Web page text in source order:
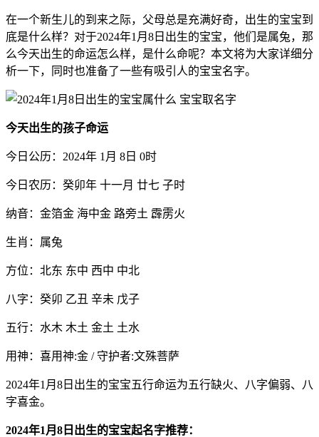
在一个新生儿的到来之际，父母总是充满好奇，出生的宝宝到
底是什么样？对于2024年1月8日出生的宝宝，他们是属兔，那
么今天出生的命运怎么样，是什么命呢？本文将为大家详细分
析一下，同时也准备了一些有吸引人的宝宝名字。
今天出生的孩子命运
今日公历：2024年 1月 8日 0时
今日农历：癸卯年 十一月 廿七 子时
纳音：金箔金 海中金 路旁土 霹雳火
生肖：属兔
方位：北东 东中 西中 中北
八字：癸卯 乙丑 辛未 戊子
五行：水木 木土 金土 土水
用神：喜用神:金 / 守护者:文殊菩萨
2024年1月8日出生的宝宝五行命运为五行缺火、八字偏弱、八
字喜金。
2024年1月8日出生的宝宝起名字推荐：